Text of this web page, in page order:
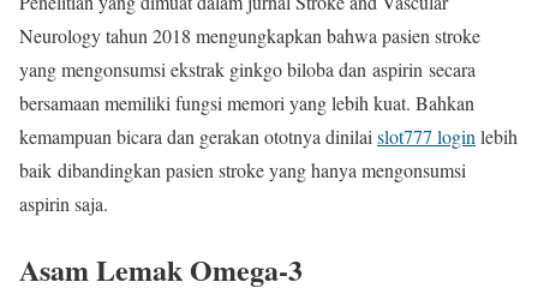
Neurology tahun 2018 mengungkapkan bahwa pasien stroke
yang mengonsumsi ekstrak ginkgo biloba dan aspirin secara
bersamaan memiliki fungsi memori yang lebih kuat. Bahkan
kemampuan bicara dan gerakan ototnya dinilaislot777 loginlebih
baik dibandingkan pasien stroke yang hanya mengonsumsi
aspirin saja.
Asam Lemak Omega-3